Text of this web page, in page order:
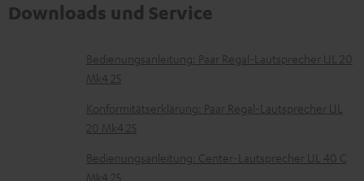
Downloads und Service
D
o
k
u
m
Bedienungsanleitung: Paar Regal-Lautsprecher UL 20
Mk4 25
Konformitätserklärung: Paar Regal-Lautsprecher UL
20 Mk4 25
Bedienungsanleitung: Center-Lautsprecher UL 40 C
Mk4 25